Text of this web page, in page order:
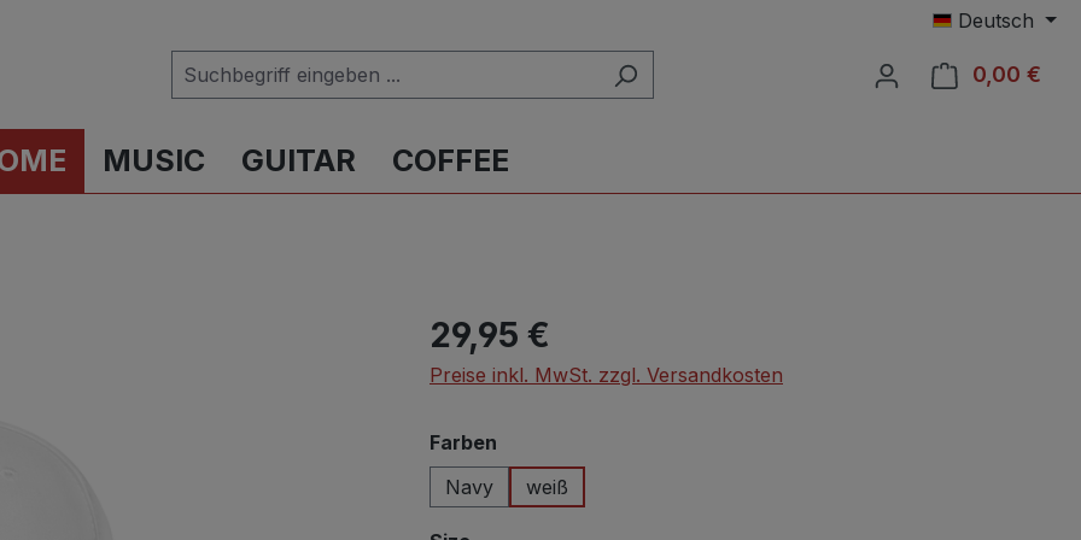
Deutsch
0,00 €
MUSIC GUITAR COFFEE
Regulärer Preis:
29,95 €
Preise inkl. MwSt. zzgl. Versandkosten
Farben
Navy
weiß